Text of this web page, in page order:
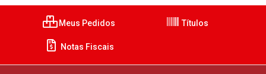
Meus Pedidos Títulos
Notas Fiscais